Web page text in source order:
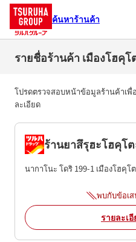
ค้นหาร้านค้า
รายชื่อร้านค้า เมืองโฮคุโ
โปรดตรวจสอบหน้าข้อมูลร้านค้าเพื่
ละเอียด
ร้านยาสึรุฮะโฮคุโ
นากาโนะ โดริ 199-1 เมืองโฮคุโ
พบกับข้อเ
รายละเ